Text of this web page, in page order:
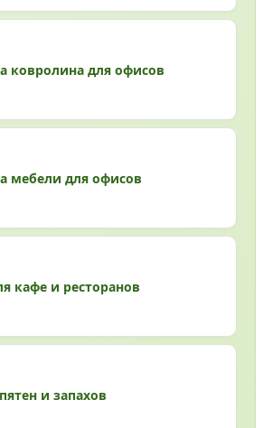
ковролина для офисов
мебели для офисов
кафе и ресторанов
и запахов